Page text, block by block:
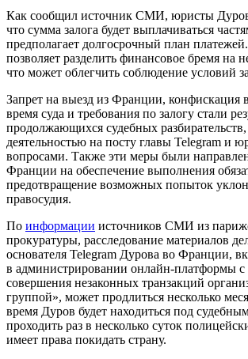
Как сообщил источник СМИ, юристы
что сумма залога будет выплачиваться
предполагает долгосрочный план
позволяет разделить финансовое бремя на
что может облегчить соблюдение условий
Запрет на выезд из Франции, конфискация
время суда и требования по залогу стали
продолжающихся судебных
деятельностью на посту главы Telegram и
вопросами. Также эти меры были
Франции на обеспечение выполнения
предотвращение возможных попыток
правосудия.
По информации источников СМИ из
прокуратуры, расследование материалов
основателя Telegram Дурова во Франции,
в администрировании онлайн-платформы
совершения незаконных транзакций
группой», может продлиться несколько
время Дуров будет находиться под
проходить раз в несколько суток
имеет права покидать страну.